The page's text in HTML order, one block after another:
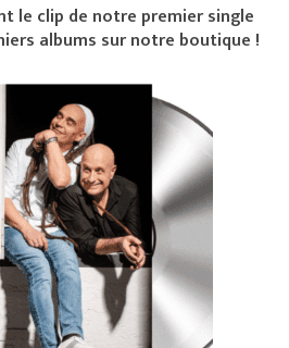
le clip de notre premier single
albums sur notre boutique !